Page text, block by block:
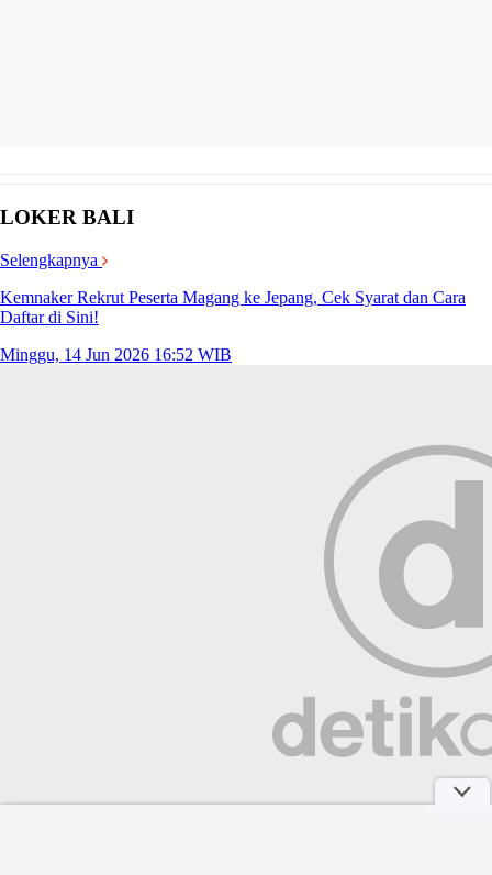
LOKER BALI
Selengkapnya
Kemnaker Rekrut Peserta Magang ke Jepang, Cek Syarat dan Cara
Daftar di Sini!
Minggu, 14 Jun 2026 16:52 WIB